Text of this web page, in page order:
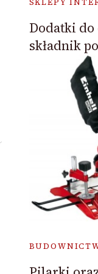
Dodatki
składnik